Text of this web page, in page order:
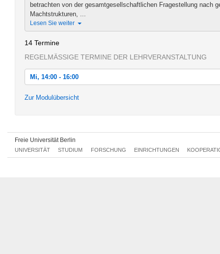
betrachten von der gesamtgesellschaftlichen Fragestellung nach
Machtstrukturen, ...
Lesen Sie weiter
14 Termine
REGELMÄSSIGE TERMINE DER LEHRVERANSTALTUNG
Mi, 14:00 - 16:00
Mi, 18.04.2018 14:00 - 16:00
Mi, 09.05.2018 14:00 - 16:00
Mi, 16.05.2018 14:00 - 16:00
Zur Modulübersicht
Freie Universität Berlin
UNIVERSITÄT STUDIUM FORSCHUNG EINRICHTUNGEN